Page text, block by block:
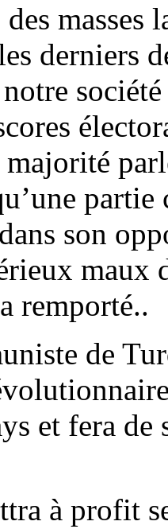
masses
derniers
majorité
son
maux
remporté..
de
et fera
à profit